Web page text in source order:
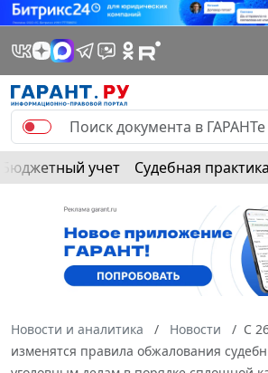
Бюджетный учет Судебная практика
Новости и аналитика Новости
С
изменятся правила обжалования